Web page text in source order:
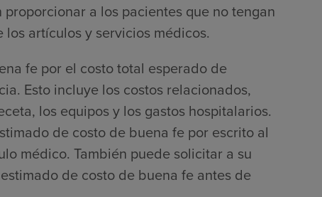
a los pacientes que no tengan
artículos y servicios médicos.
fe por el costo total esperado de
Esto incluye los costos relacionados,
los equipos y los gastos hospitalarios.
de costo de buena fe por escrito al
médico. También puede solicitar a su
de costo de buena fe antes de